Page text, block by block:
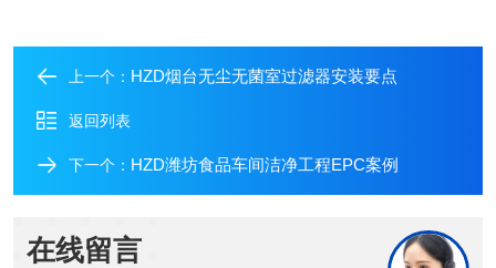
上一个： HZD烟台无尘无菌室过滤器安装要点
返回列表
下一个： HZD潍坊食品车间洁净工程EPC案例
在线留言